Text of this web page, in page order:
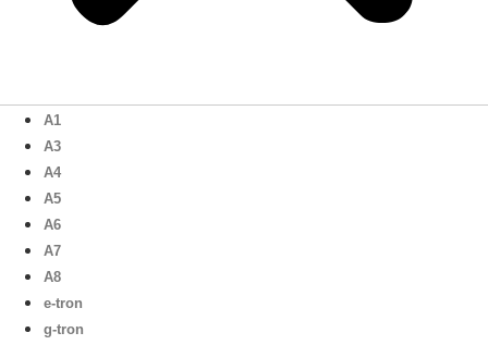
A1
A3
A4
A5
A6
A7
A8
e-tron
g-tron